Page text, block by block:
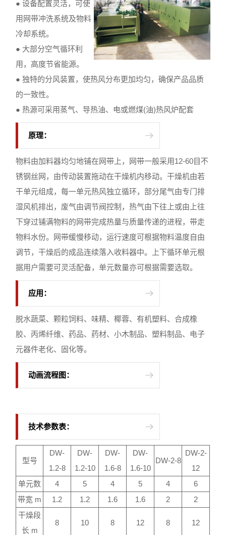
● 设备配置灵活，可使
用网带冲洗系统及物料
冷却系统。
● 大部分空气循环利
用，高度节省能源。
● 独特的分风装置，使热风分布更加均匀，确保产品品质
的一致性。
● 热源可采用蒸气、导热油、电或燃煤(油)热风炉配套
原理：
物料由加料器均匀地铺在网带上，网带一般采用12-60目不
锈钢丝网，由传动装置拖动在干燥机内移动。干燥机由若
干单元组成，每一单元热风独立循环，部分尾气由专门排
湿风机排出，废气由调节阀控制，热气由下往上或由上往
下穿过铺满物料的网带完成热量与质量传递的进程，带走
物料水份。网带缓慢移动，运行速度可根据物料温度自由
调节，干燥后的成品连续落入收料器中。上下循环单元根
据用户需要可灵活配备，单元数量亦可根据需要选取。
应用：
脱水蔬菜、颗粒饲料、味精、椰蓉、有机塑料、合成橡
胶、丙烯纤维、药品、药材、小木制品、塑料制品、电子
元器件老化、固化等。
动画流程图：
技术参数表：
型号
DW-
1.2-8
DW-
1.2-10
DW-
1.6-8
DW-
1.6-10
DW-2-8
DW-2-
12
单元数
4 5 4 5 4
6
带宽 m
1.2 1.2 1.6 1.6 2
2
干燥段
长 m
8 10 8 12 8 12